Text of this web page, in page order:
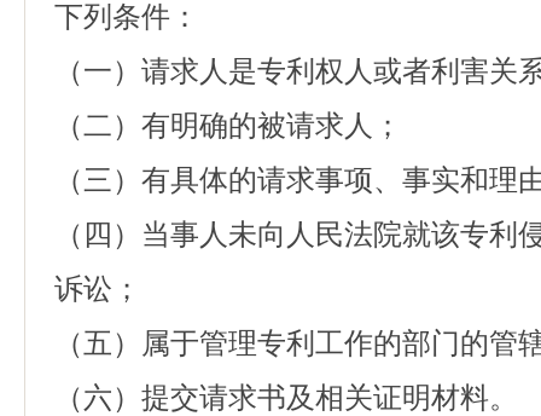
下列条件：
（一）请求人是专利权人或者利害关
（二）有明确的被请求人；
（三）有具体的请求事项、事实和理
（四）当事人未向人民法院就该专利
诉讼；
（五）属于管理专利工作的部门的管
（六）提交请求书及相关证明材料。